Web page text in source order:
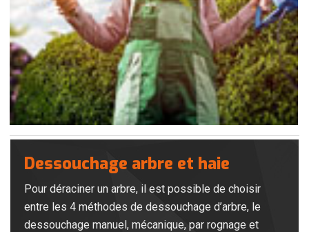
Dessouchage arbre et haie
Pour déraciner un arbre, il est possible de choisir
entre les 4 méthodes de dessouchage d’arbre, le
dessouchage manuel, mécanique, par rognage et